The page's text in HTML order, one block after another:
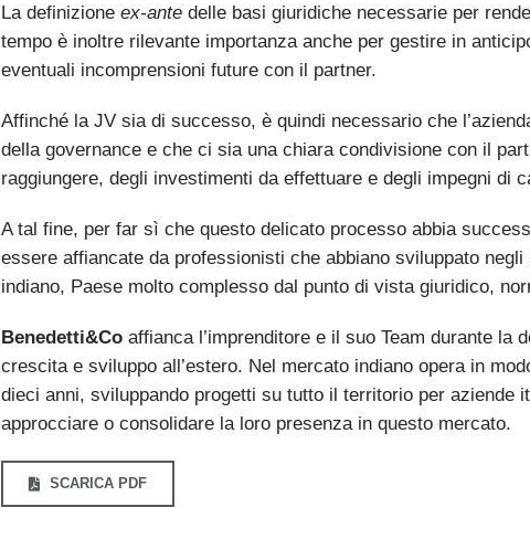
La definizione ex-antedelle basi giuridiche necessarie per
tempo è inoltre rilevante importanza anche per gestire in
eventuali incomprensioni future con il partner.
Affinché la JV sia di successo, è quindi necessario che
della governance e che ci sia una chiara condivisione con il
raggiungere, degli investimenti da effettuare e degli impegni di
A tal fine, per far sì che questo delicato processo abbia
essere affiancate da professionisti che abbiano sviluppato
indiano, Paese molto complesso dal punto di vista giuridico,
Benedetti&Coaffianca l’imprenditore e il suo Team durante la
crescita e sviluppo all’estero. Nel mercato indiano opera in
dieci anni, sviluppando progetti su tutto il territorio per aziende
approcciare o consolidare la loro presenza in questo mercato.
SCARICA PDF